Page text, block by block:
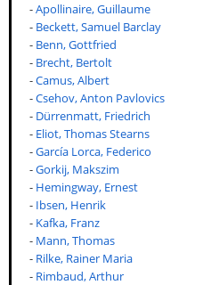
-Apollinaire, Guillaume
- Beckett, Samuel Barclay
- Benn, Gottfried
- Brecht, Bertolt
-Camus, Albert
-Csehov, Anton Pavlovics
- Dürrenmatt, Friedrich
- Eliot, Thomas Stearns
-García Lorca, Federico
-Gorkij, Makszim
- Hemingway, Ernest
- Ibsen, Henrik
- Kafka, Franz
- Mann, Thomas
- Rilke, Rainer Maria
- Rimbaud, Arthur